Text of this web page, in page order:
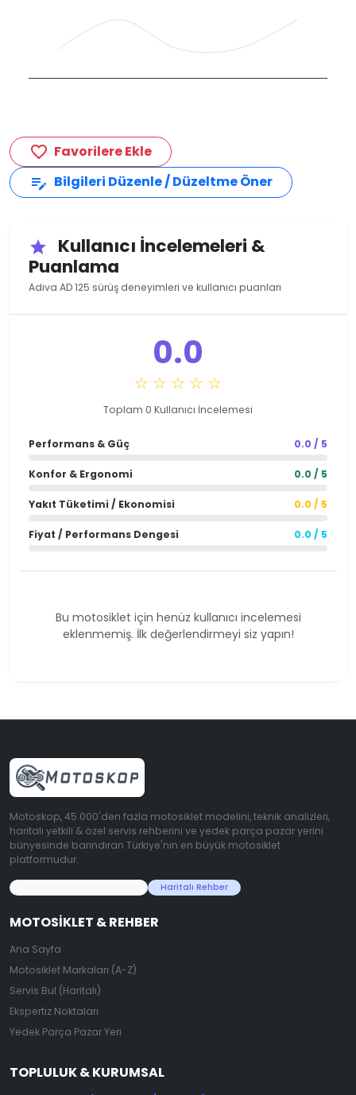
favorite_border Favorilere Ekle
edit_note Bilgileri Düzenle / Düzeltme Öner
star
Kullanıcı İncelemeleri &
Puanlama
Adiva AD 125 sürüş deneyimleri ve kullanıcı puanları
0.0
☆ ☆ ☆ ☆ ☆
Toplam 0 Kullanıcı İncelemesi
Performans & Güç 0.0 / 5
Konfor & Ergonomi 0.0 / 5
Yakıt Tüketimi / Ekonomisi 0.0 / 5
Fiyat / Performans Dengesi 0.0 / 5
Bu motosiklet için henüz kullanıcı incelemesi
eklenmemiş. İlk değerlendirmeyi siz yapın!
Motoskop, 45.000'den fazla motosiklet modelini, teknik analizleri,
haritalı yetkili & özel servis rehberini ve yedek parça pazar yerini
bünyesinde barındıran Türkiye'nin en büyük motosiklet
platformudur.
Haritalı Rehber
MOTOSIKLET & REHBER
Ana Sayfa
Motosiklet Markaları (A-Z)
Servis Bul (Haritalı)
Ekspertiz Noktaları
Yedek Parça Pazar Yeri
TOPLULUK & KURUMSAL